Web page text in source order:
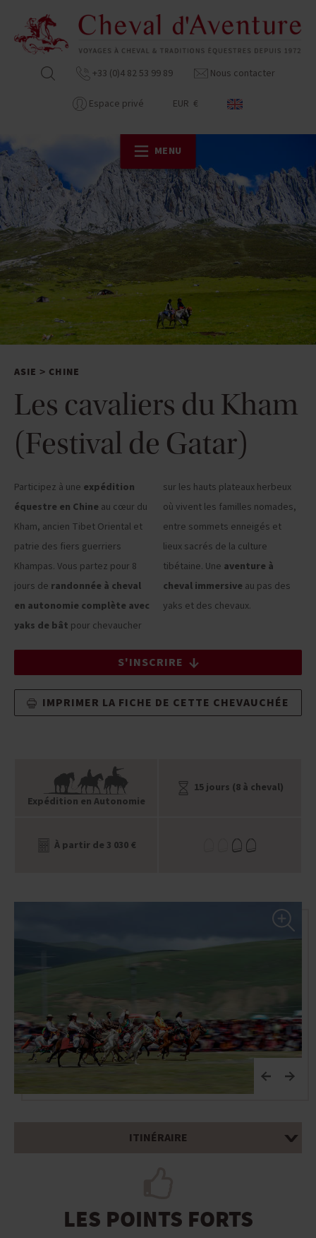
+33 (0)4 82 53 99 89 Nous contacter
Espace privé EUR €
MENU
ASIE > CHINE
Les cavaliers du Kham
(Festival de Gatar)
Participez à une expédition
équestre en Chine au cœur du
Kham, ancien Tibet Oriental et
patrie des fiers guerriers
Khampas. Vous partez pour 8
jours de randonnée à cheval
en autonomie complète avec
yaks de bât pour chevaucher
sur les hauts plateaux herbeux
où vivent les familles nomades,
entre sommets enneigés et
lieux sacrés de la culture
tibétaine. Une aventure à
cheval immersive au pas des
yaks et des chevaux.
S'INSCRIRE
IMPRIMER LA FICHE DE CETTE CHEVAUCHÉE
Expédition en Autonomie
15 jours (8 à cheval)
À partir de 3 030 €
ITINÉRAIRE
LES POINTS FORTS